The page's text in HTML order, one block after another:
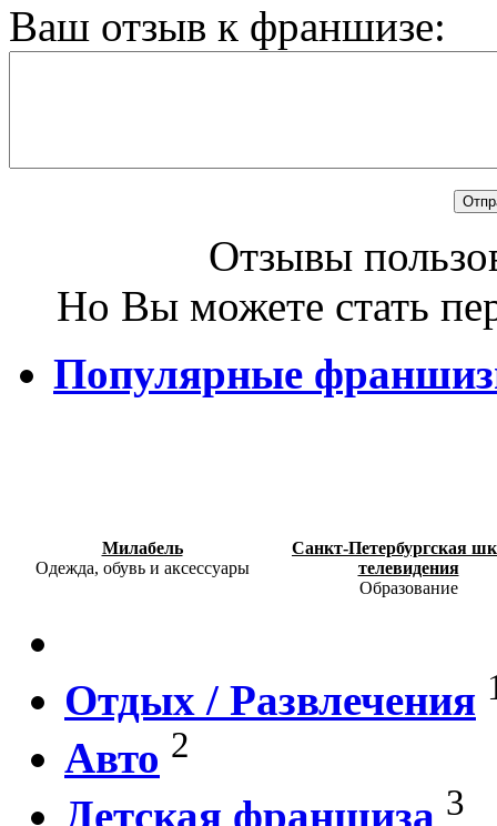
Ваш отзыв к франшизе:
Отзывы
Но Вы можете стать
Популярные
Милабель
Одежда, обувь и аксессуары
Санкт-Петербургская
телевидения
Образование
Отдых / Развлечения
Авто 2
Детская франшиза 3